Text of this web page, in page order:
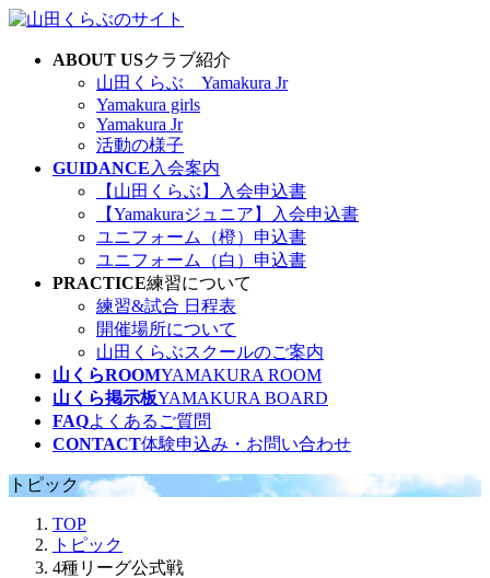
コ
ナ
ABOUT USクラブ紹介
山田くらぶ Yamakura Jr
Yamakura girls
Yamakura Jr
活動の様子
GUIDANCE 入会案内
【山田くらぶ】入会申込書
【Yamakuraジュニア】入会申込書
ユニフォーム（橙）申込書
ユニフォーム（白）申込書
PRACTICE練習について
練習&試合 日程表
開催場所について
山田くらぶスクールのご案内
山くらROOMYAMAKURA ROOM
山くら掲示板YAMAKURA BOARD
FAQよくあるご質問
CONTACT体験申込み・お問い合わせ
トピック
TOP
トピック
4種リーグ公式戦